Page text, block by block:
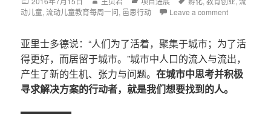
on
动儿童,流动儿童教育每周一问, 邑思行动 Leave a comment
亚里士多德说：“人们为了活着，聚集于城市；为了活
得更好，而居留于城市。”城市中人口的流入与流出，
产生了新的生机、张力与问题。在城市中思考并积极
寻求解决方案的行动者，就是我们想要找到的人。